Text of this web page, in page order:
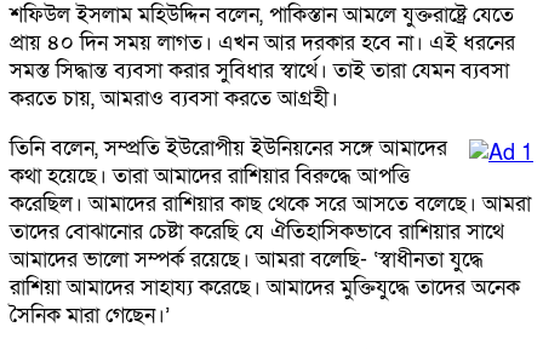
শফিউল ইসলাম মহিউদ্দিন বলেন, পাকিস্তান আমলে যুক্তরাষ্ট্রে যেতে
প্রায় ৪০ দিন সময় লাগত। এখন আর দরকার হবে না। এই ধরনের
সমস্ত সিদ্ধান্ত ব্যবসা করার সুবিধার স্বার্থে। তাই তারা যেমন ব্যবসা
করতে চায়, আমরাও ব্যবসা করতে আগ্রহী।
তিনি বলেন, সম্প্রতি ইউরোপীয় ইউনিয়নের সঙ্গে আমাদের
কথা হয়েছে। তারা আমাদের রাশিয়ার বিরুদ্ধে আপত্তি
করেছিল। আমাদের রাশিয়ার কাছ থেকে সরে আসতে বলেছে। আমরা
তাদের বোঝানোর চেষ্টা করেছি যে ঐতিহাসিকভাবে রাশিয়ার সাথে
আমাদের ভালো সম্পর্ক রয়েছে। আমরা বলেছি- ‘স্বাধীনতা যুদ্ধে
রাশিয়া আমাদের সাহায্য করেছে। আমাদের মুক্তিযুদ্ধে তাদের অনেক
সৈনিক মারা গেছেন।’